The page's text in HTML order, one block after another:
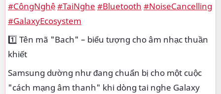
#CôngNghệ#TaiNghe #Bluetooth #NoiseCancelling
#GalaxyEcosystem
1️⃣ Tên mã "Bach" – biểu tượng cho âm nhạc thuần
khiết
Samsung dường như đang chuẩn bị cho một cuộc
"cách mạng âm thanh" khi dòng tai nghe Galaxy